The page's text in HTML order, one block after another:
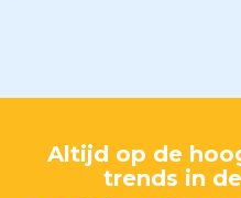
Altijd op de
trends in